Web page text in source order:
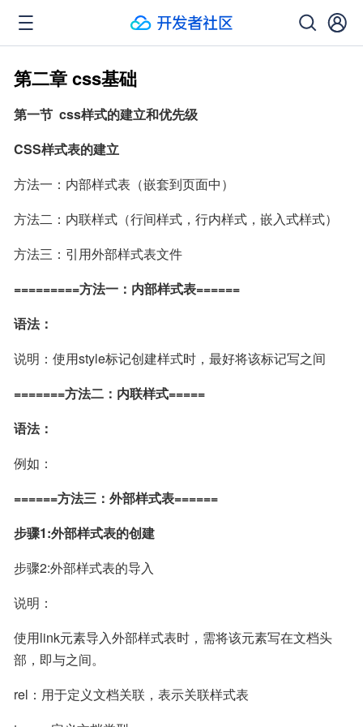
第二章 css基础
第一节  css样式的建立和优先级
CSS样式表的建立
方法一：内部样式表（嵌套到页面中）
方法二：内联样式（行间样式，行内样式，嵌入式样式）
方法三：引用外部样式表文件
=========方法一：内部样式表======
语法：
说明：使用style标记创建样式时，最好将该标记写之间
=======方法二：内联样式=====
语法：
例如：
======方法三：外部样式表======
步骤1:外部样式表的创建
步骤2:外部样式表的导入
说明：
使用link元素导入外部样式表时，需将该元素写在文档头
部，即与之间。
rel：用于定义文档关联，表示关联样式表